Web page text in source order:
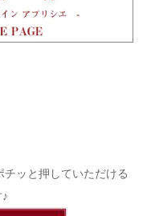
ッと押していただける